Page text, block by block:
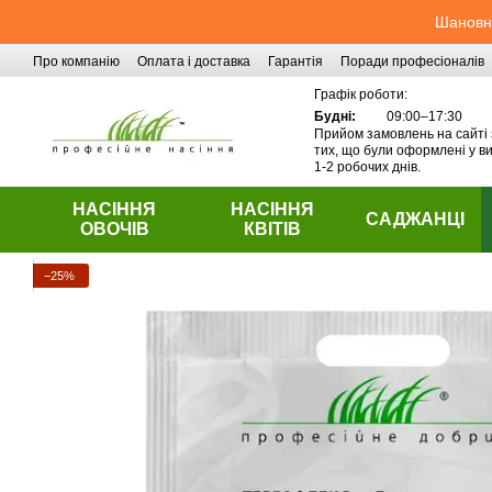
Про компанію Оплата і доставка Гарантія
Поради професіоналів
Графік роботи:
Будні:
09:00–17:30
Прийом замовлень на
тих, що були оформлені у
1-2 робочих днів.
НАСІННЯ
ОВОЧІВ
НАСІННЯ
КВІТІВ
САДЖАНЦІ
−25%